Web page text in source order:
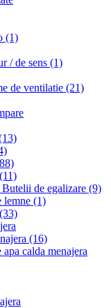
(1)
/ de sens (1)
de ventilatie (21)
(11)
de egalizare (9)
lemne (1)
(33)
(16)
calda menajera